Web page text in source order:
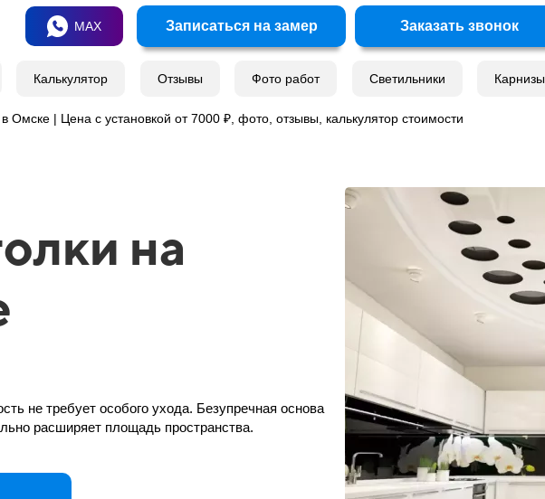
MAX Записаться на замер Заказать звонок
Калькулятор Отзывы Фото работ Светильники Карнизы
Омске | Цена с установкой от 7000 ₽, фото, отзывы, калькулятор стоимости
на
не требует особого ухода. Безупречная основа
расширяет площадь пространства.